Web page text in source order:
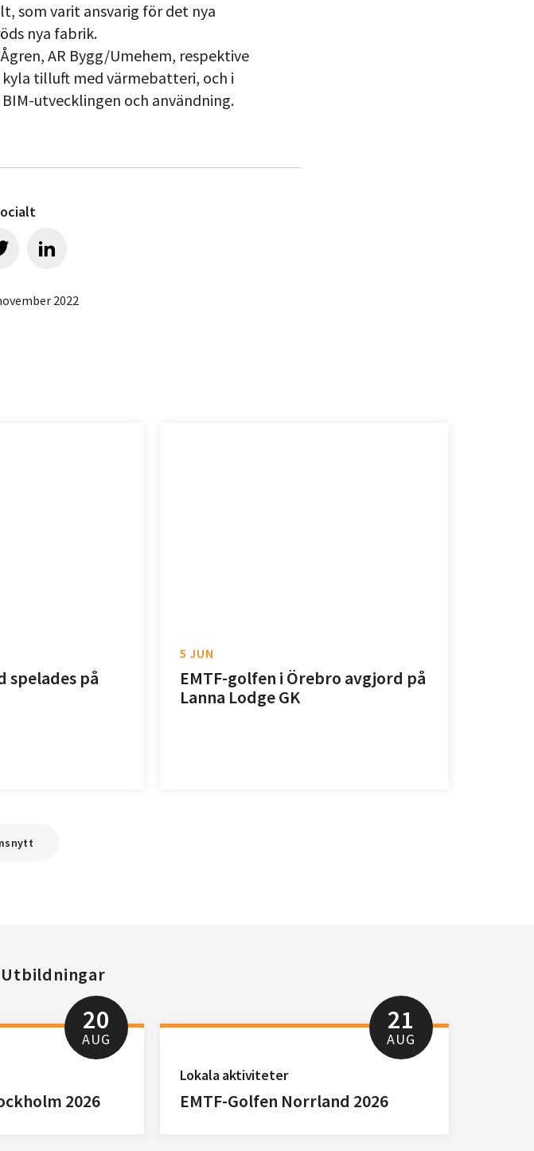
som varit ansvarig för det nya
nya fabrik.
AR Bygg/Umehem, respektive
tilluft med värmebatteri, och i
utvecklingen och användning.
2022
spelades på
5 JUN
EMTF-golfen i Örebro avgjord på
Lanna Lodge GK
20
AUG
2026
21
AUG
Lokala aktiviteter
EMTF-Golfen Norrland 2026